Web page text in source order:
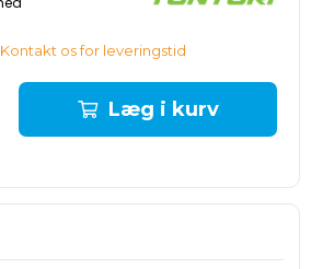
Kontakt os for leveringstid
Læg i kurv